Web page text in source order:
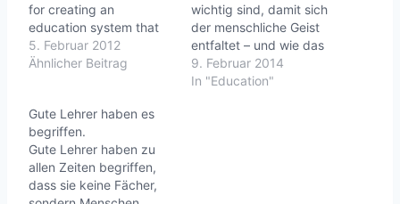
for creating an
education system that
nurtures (rather than
undermines)
learning revolution! In
this poignant, funny
follow-up to his fabled
2006 talk, Sir Ken
Robinson makes the
5. Februar 2012
Ähnlicher Beitrag
wichtig sind, damit sich
der menschliche Geist
entfaltet – und wie das
aktuelle Bildungssystem
dagegen arbeitet. In
9. Februar 2014
In "Education"
Gute Lehrer haben es
begriffen.
Gute Lehrer haben zu
allen Zeiten begriffen,
dass sie keine Fächer,